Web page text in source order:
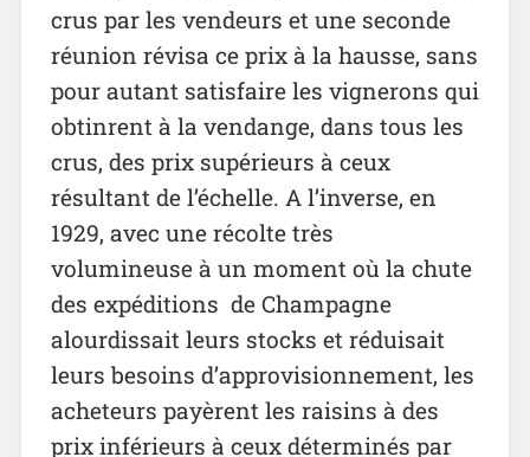
crus par les vendeurs et une seconde
réunion révisa ce prix à la hausse, sans
pour autant satisfaire les vignerons qui
obtinrent à la vendange, dans tous les
crus, des prix supérieurs à ceux
résultant de l’échelle. A l’inverse, en
1929, avec une récolte très
volumineuse à un moment où la chute
des expéditions de Champagne
alourdissait leurs stocks et réduisait
leurs besoins d’approvisionnement, les
acheteurs payèrent les raisins à des
prix inférieurs à ceux déterminés par